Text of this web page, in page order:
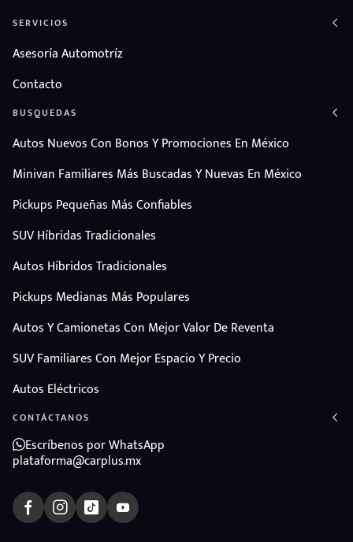
SERVICIOS
Asesoría Automotríz
Contacto
BUSQUEDAS
Autos Nuevos Con Bonos Y Promociones En México
Minivan Familiares Más Buscadas Y Nuevas En México
Pickups Pequeñas Más Confiables
SUV Híbridas Tradicionales
Autos Híbridos Tradicionales
Pickups Medianas Más Populares
Autos Y Camionetas Con Mejor Valor De Reventa
SUV Familiares Con Mejor Espacio Y Precio
Autos Eléctricos
CONTÁCTANOS
Escríbenos por WhatsApp
plataforma@carplus.mx